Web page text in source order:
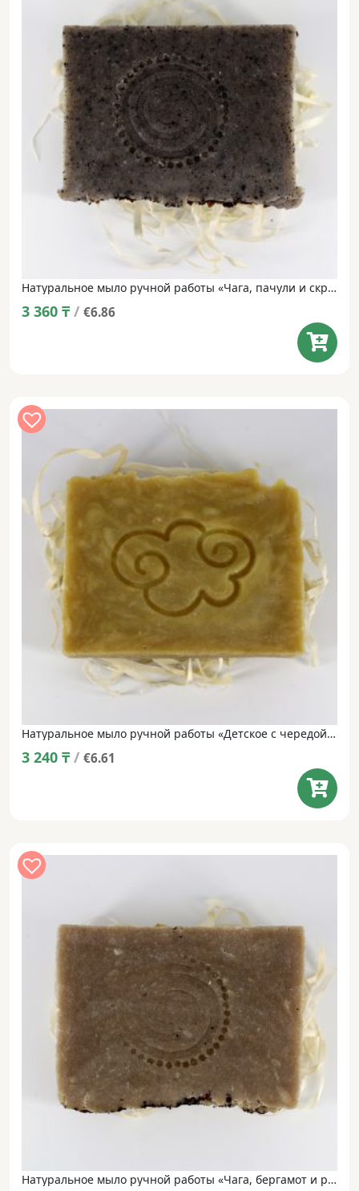
Натуральное мыло ручной работы «Чага, пачули и скраб» • 100 г
3 360 ₸ / €6.86
Натуральное мыло ручной работы «Детское с чередой, лисичкой и дрожалкой» • 100 г
3 240 ₸ / €6.61
Натуральное мыло ручной работы «Чага, бергамот и розмарин» • 100 г